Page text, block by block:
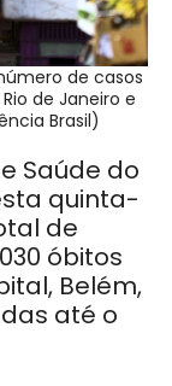
de casos
de Janeiro e
Brasil)
Saúde do
quinta-
de
óbitos
Belém,
até o